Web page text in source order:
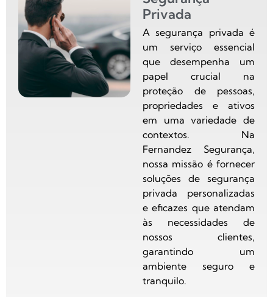
Privada
A segurança privada é
um serviço essencial
que desempenha um
papel crucial na
proteção de pessoas,
propriedades e ativos
em uma variedade de
contextos. Na
Fernandez Segurança,
nossa missão é fornecer
soluções de segurança
privada personalizadas
e eficazes que atendam
às necessidades de
nossos clientes,
garantindo um
ambiente seguro e
tranquilo.